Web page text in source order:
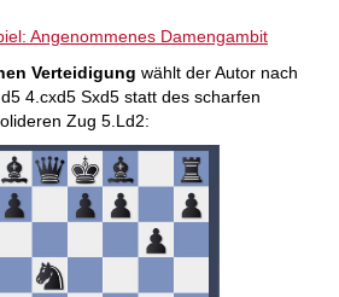
Angenommenes Damengambit
Verteidigung wählt der Autor nach
4.cxd5 Sxd5 statt des scharfen
Zug 5.Ld2: